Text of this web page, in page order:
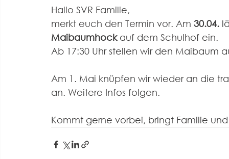
Hallo SVR Familie,
merkt euch den Termin vor. Am 30.04.
Maibaumhock auf dem Schulhof ein.
Ab 17:30 Uhr stellen wir den Maibaum
Am 1. Mai knüpfen wir wieder an die
an. Weitere Infos folgen.
Kommt gerne vorbei, bringt Familie